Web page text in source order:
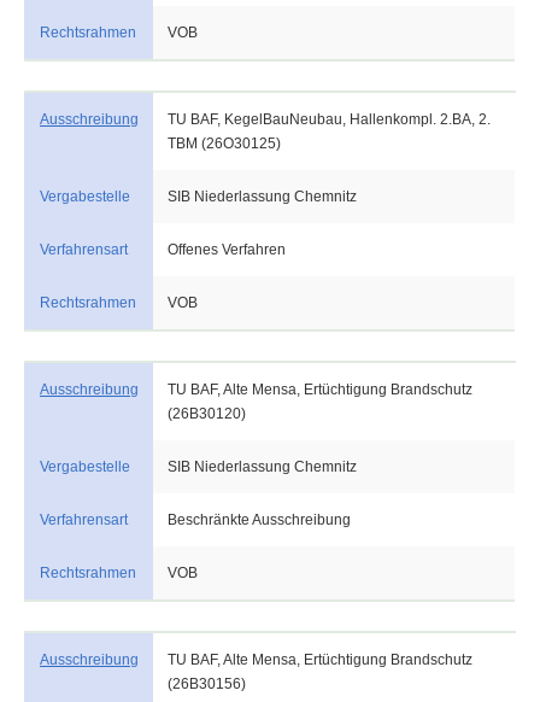
Rechtsrahmen VOB
Ausschreibung
TU BAF, KegelBauNeubau, Hallenkompl. 2.BA, 2.
TBM (26O30125)
Vergabestelle SIB Niederlassung Chemnitz
Verfahrensart Offenes Verfahren
Rechtsrahmen VOB
Ausschreibung
TU BAF, Alte Mensa, Ertüchtigung Brandschutz
(26B30120)
Vergabestelle SIB Niederlassung Chemnitz
Verfahrensart Beschränkte Ausschreibung
Rechtsrahmen VOB
Ausschreibung
TU BAF, Alte Mensa, Ertüchtigung Brandschutz
(26B30156)